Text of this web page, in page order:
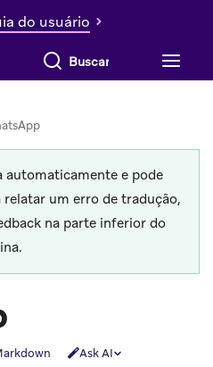
do usuário
Buscar tudo
automaticamente e pode
um erro de tradução,
na parte inferior do
Ask AI